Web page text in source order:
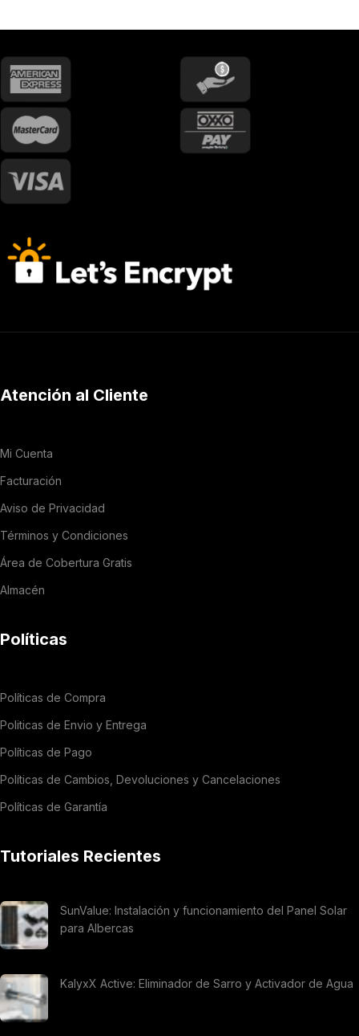
Atención al Cliente
Mi Cuenta
Facturación
Aviso de Privacidad
Términos y Condiciones
Área de Cobertura Gratis
Almacén
Políticas
Políticas de Compra
Politicas de Envio y Entrega
Políticas de Pago
Políticas de Cambios, Devoluciones y Cancelaciones
Políticas de Garantía
Tutoriales Recientes
SunValue: Instalación y funcionamiento del Panel Solar
para Albercas
KalyxX Active: Eliminador de Sarro y Activador de Agua